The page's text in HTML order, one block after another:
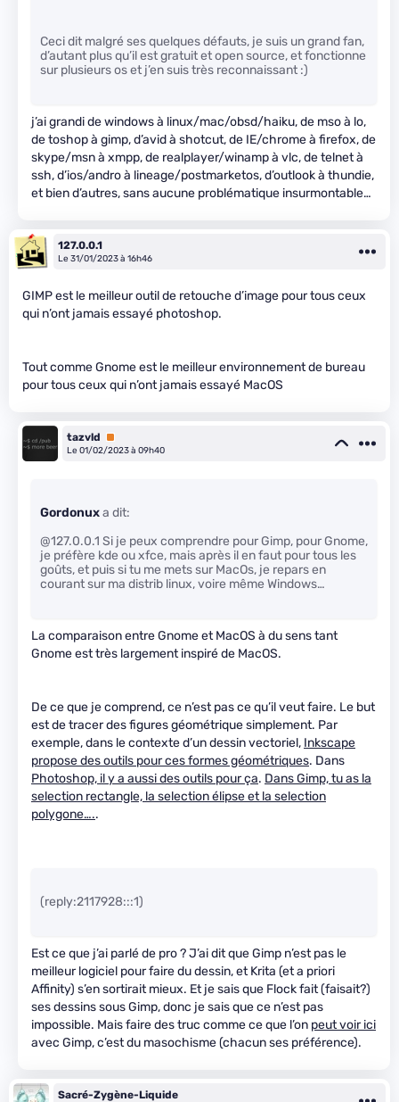
Ceci dit malgré ses quelques défauts, je suis un grand fan,
d’autant plus qu’il est gratuit et open source, et fonctionne
sur plusieurs os et j’en suis très reconnaissant :)
j’ai grandi de windows à linux/mac/obsd/haiku, de mso à lo,
de toshop à gimp, d’avid à shotcut, de IE/chrome à firefox, de
skype/msn à xmpp, de realplayer/winamp à vlc, de telnet à
ssh, d’ios/andro à lineage/postmarketos, d’outlook à thundie,
et bien d’autres, sans aucune problématique insurmontable…
127.0.0.1
Le 31/01/2023 à 16h46
GIMP est le meilleur outil de retouche d’image pour tous ceux
qui n’ont jamais essayé photoshop.
Tout comme Gnome est le meilleur environnement de bureau
pour tous ceux qui n’ont jamais essayé MacOS
tazvld
Premium
Le 01/02/2023 à 09h40
Gordonuxa dit:
@127.0.0.1 Si je peux comprendre pour Gimp, pour Gnome,
je préfère kde ou xfce, mais après il en faut pour tous les
goûts, et puis si tu me mets sur MacOs, je repars en
courant sur ma distrib linux, voire même Windows…
La comparaison entre Gnome et MacOS à du sens tant
Gnome est très largement inspiré de MacOS.
De ce que je comprend, ce n’est pas ce qu’il veut faire. Le but
est de tracer des figures géométrique simplement. Par
exemple, dans le contexte d’un dessin vectoriel, Inkscape
propose des outils pour ces formes géométriques. Dans
Photoshop, il y a aussi des outils pour ça. Dans Gimp, tu as la
selection rectangle, la selection élipse et la selection
polygone…..
(reply:2117928:::1)
Est ce que j’ai parlé de pro ? J’ai dit que Gimp n’est pas le
meilleur logiciel pour faire du dessin, et Krita (et a priori
Affinity) s’en sortirait mieux. Et je sais que Flock fait (faisait?)
ses dessins sous Gimp, donc je sais que ce n’est pas
impossible. Mais faire des truc comme ce que l’on peut voir ici
avec Gimp, c’est du masochisme (chacun ses préférence).
Sacré-Zygène-Liquide